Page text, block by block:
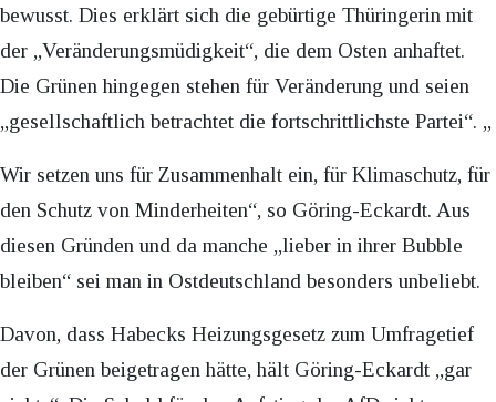
bewusst. Dies erklärt sich die gebürtige Thüringerin mit
der „Veränderungsmüdigkeit“, die dem Osten anhaftet.
Die Grünen hingegen stehen für Veränderung und seien
„gesellschaftlich betrachtet die fortschrittlichste Partei“. „
Wir setzen uns für Zusammenhalt ein, für Klimaschutz, für
den Schutz von Minderheiten“, so Göring-Eckardt. Aus
diesen Gründen und da manche „lieber in ihrer Bubble
bleiben“ sei man in Ostdeutschland besonders unbeliebt.
Davon, dass Habecks Heizungsgesetz zum Umfragetief
der Grünen beigetragen hätte, hält Göring-Eckardt „gar